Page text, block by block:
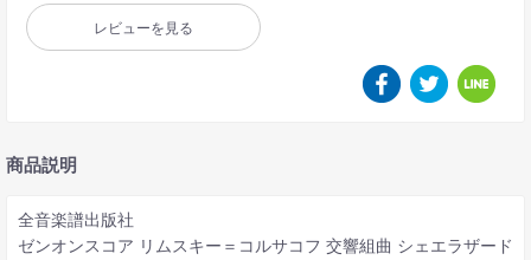
レビューを見る
商品説明
全音楽譜出版社
ゼンオンスコア リムスキー＝コルサコフ 交響組曲 シェエラザード